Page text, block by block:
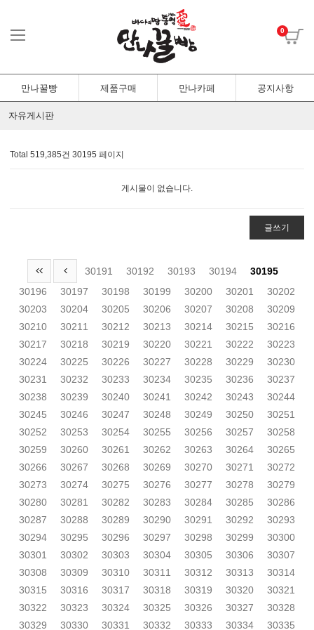
0
만나꿀빵 제품구매 만나카페 공지사항
자유게시판
Total 519,385건 30195 페이지
게시물이 없습니다.
글쓰기
30191 30192 30193 30194
30195
30196
30197 30198 30199 30200 30201
30202
30203
30204 30205 30206 30207 30208
30209
30210
30211 30212 30213 30214 30215
30216
30217
30218 30219 30220 30221 30222
30223
30224
30225 30226 30227 30228 30229
30230
30231
30232 30233 30234 30235 30236
30237
30238
30239 30240 30241 30242 30243
30244
30245
30246 30247 30248 30249 30250
30251
30252
30253 30254 30255 30256 30257
30258
30259
30260 30261 30262 30263 30264
30265
30266
30267 30268 30269 30270 30271
30272
30273
30274 30275 30276 30277 30278
30279
30280
30281 30282 30283 30284 30285
30286
30287
30288 30289 30290 30291 30292
30293
30294
30295 30296 30297 30298 30299
30300
30301
30302 30303 30304 30305 30306
30307
30308
30309 30310 30311 30312 30313
30314
30315
30316 30317 30318 30319 30320
30321
30322
30323 30324 30325 30326 30327
30328
30329
30330 30331 30332 30333 30334
30335